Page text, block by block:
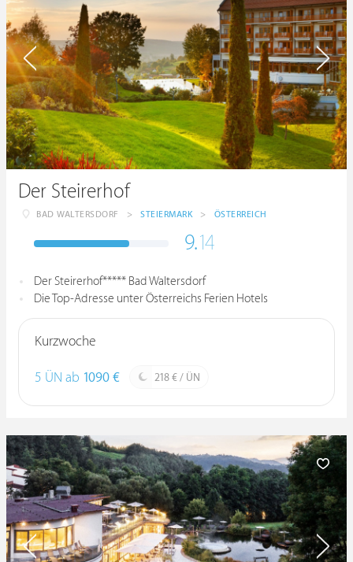
Der Steirerhof
BAD WALTERSDORF > STEIERMARK > ÖSTERREICH
9.14
Der Steirerhof***** Bad Waltersdorf
Die Top-Adresse unter Österreichs Ferien Hotels
Kurzwoche
5 ÜN ab 1090 € 218 € / ÜN